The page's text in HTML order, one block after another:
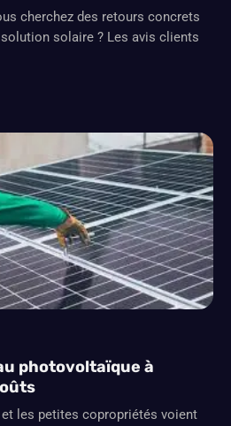
cherchez des retours concrets
solution solaire ? Les avis clients
photovoltaïque à
les petites copropriétés voient